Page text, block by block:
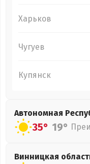
Харьков
Чугуев
Купянск
Автономная
35° 19°
Винницкая